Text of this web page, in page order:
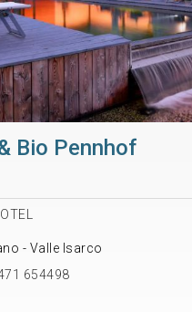
Bio Pennhof
- Valle Isarco
654498